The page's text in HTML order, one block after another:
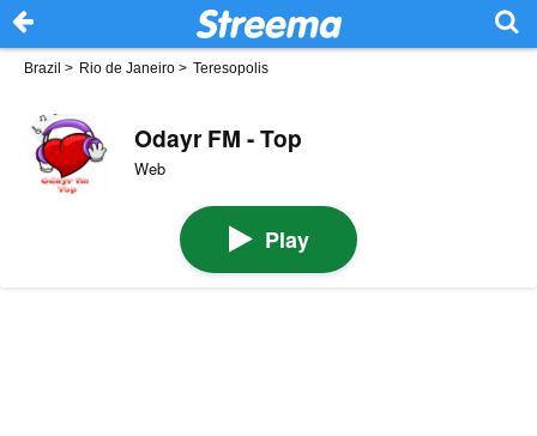
Brazil > Rio de Janeiro > Teresopolis
Odayr FM - Top
Web
Play